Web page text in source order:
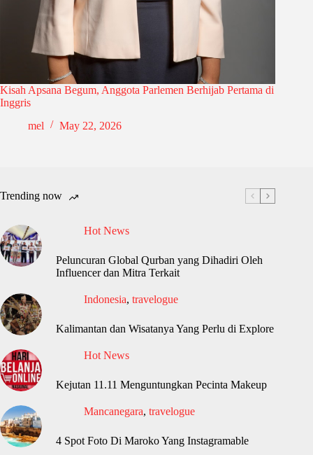
Kisah Apsana Begum, Anggota Parlemen Berhijab Pertama di
Inggris
mel
May 22, 2026
Trending now
Hot News
Peluncuran Global Qurban yang Dihadiri Oleh
Influencer dan Mitra Terkait
Indonesia, travelogue
Kalimantan dan Wisatanya Yang Perlu di Explore
Hot News
Kejutan 11.11 Menguntungkan Pecinta Makeup
Mancanegara, travelogue
4 Spot Foto Di Maroko Yang Instagramable